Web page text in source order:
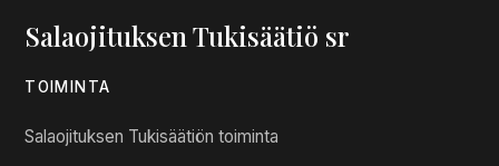
Salaojituksen Tukisäätiö sr
TOIMINTA
Salaojituksen Tukisäätiön toiminta